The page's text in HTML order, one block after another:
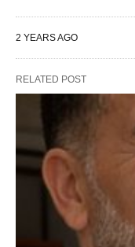
2 YEARS AGO
RELATED POST